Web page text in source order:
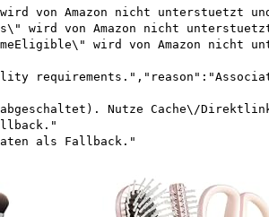
von Amazon nicht unterstuetzt und
von Amazon nicht unterstuetzt
wird von Amazon nicht
Nutze Cache\/
als Fallback."